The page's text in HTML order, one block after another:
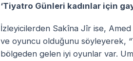
‘Tiyatro Günleri kadınlar için
İzleyicilerden Sakîna Jîr ise, Amed
ve oyuncu olduğunu söyleyerek,
bölgeden gelen iyi oyunlar var.